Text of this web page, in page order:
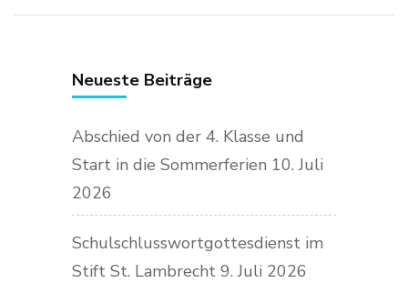
Neueste Beiträge
Abschied von der 4. Klasse und
Start in die Sommerferien 10. Juli
2026
Schulschlusswortgottesdienst im
Stift St. Lambrecht 9. Juli 2026